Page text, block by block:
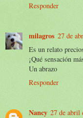
Responder
milagros 27 de
Es un relato
¡Qué sensación
Un abrazo
Responder
Nancy 27 de abril